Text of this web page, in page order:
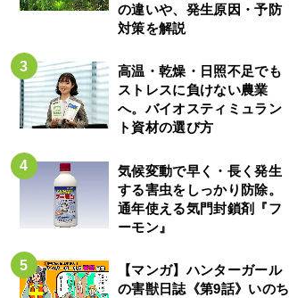
の違いや、発生原因・予防
対策を解説
高温・乾燥・日照不足でも
ストレスに負けない農業
へ。バイオスティミュラン
ト資材の選び方
気候変動で早く・長く発生
する害虫をしっかり防除。
通年使える気門封鎖剤『フ
ーモン』
【マンガ】ハンターガール
の害獣日誌《第9話》いのち